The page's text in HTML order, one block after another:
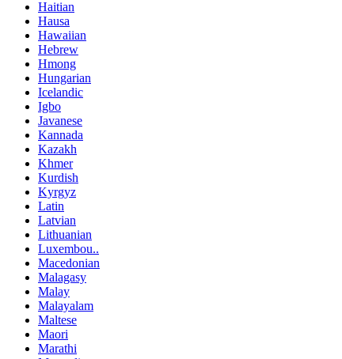
Haitian
Hausa
Hawaiian
Hebrew
Hmong
Hungarian
Icelandic
Igbo
Javanese
Kannada
Kazakh
Khmer
Kurdish
Kyrgyz
Latin
Latvian
Lithuanian
Luxembou..
Macedonian
Malagasy
Malay
Malayalam
Maltese
Maori
Marathi